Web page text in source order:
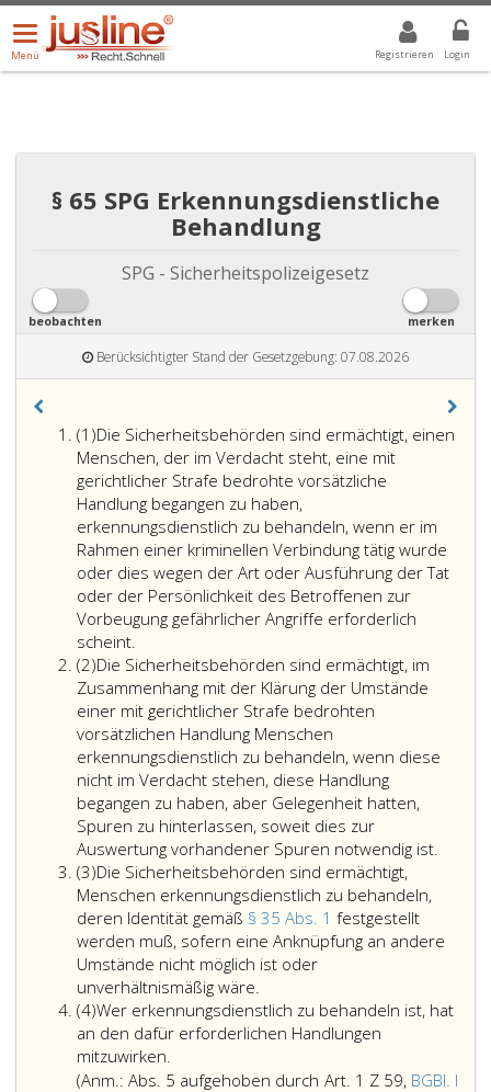
Registrieren Login
Menü
öffnen/schließen
Menü
ALLE DROPDOWN: GEWÄHLTER WERT IST ALLE
§ 65 SPG Erkennungsdienstliche
Behandlung
SPG - Sicherheitspolizeigesetz
beobachten merken
Berücksichtigter Stand der Gesetzgebung: 07.08.2026
(1)Absatz
eins
Die Sicherheitsbehörden sind ermächtigt, einen
Menschen, der im Verdacht steht, eine mit
gerichtlicher Strafe bedrohte vorsätzliche
Handlung begangen zu haben,
erkennungsdienstlich zu behandeln, wenn er im
Rahmen einer kriminellen Verbindung tätig wurde
oder dies wegen der Art oder Ausführung der Tat
oder der Persönlichkeit des Betroffenen zur
Vorbeugung gefährlicher Angriffe erforderlich
scheint.
(2)Absatz
2
Die Sicherheitsbehörden sind ermächtigt, im
Zusammenhang mit der Klärung der Umstände
einer mit gerichtlicher Strafe bedrohten
vorsätzlichen Handlung Menschen
erkennungsdienstlich zu behandeln, wenn diese
nicht im Verdacht stehen, diese Handlung
begangen zu haben, aber Gelegenheit hatten,
Spuren zu hinterlassen, soweit dies zur
Auswertung vorhandener Spuren notwendig ist.
(3)Absatz
3
Die Sicherheitsbehörden sind ermächtigt,
Menschen erkennungsdienstlich zu behandeln,
deren Identität gemäß § 35 Abs. 1 festgestellt
werden muß, sofern eine Anknüpfung an andere
Umstände nicht möglich ist oder
unverhältnismäßig wäre.
Sicherheitsbehörden
sind
Menschen
(4)Absatz
4
Wer erkennungsdienstlich zu behandeln ist, hat
an den dafür erforderlichen Handlungen
mitzuwirken.
(Anm.: Abs. 5 aufgehoben durch Art. 1 Z 59, BGBl. I